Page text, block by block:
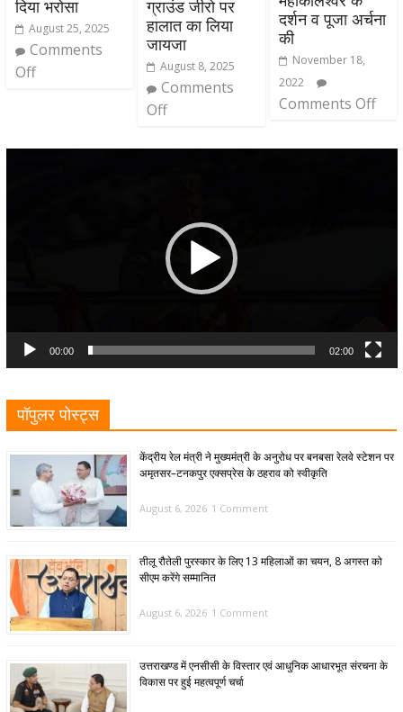
दिया भरोसा
August 25, 2025
Comments
Off
ग्राउंड जीरो पर
हालात का लिया
जायजा
August 8, 2025
Comments
Off
दर्शन व पूजा अर्चना
की
November 18,
2022
Comments Off
00:00 02:00
पॉपुलर पोस्ट्स
केंद्रीय रेल मंत्री ने मुख्यमंत्री के अनुरोध पर बनबसा रेलवे स्टेशन पर
अमृतसर–टनकपुर एक्सप्रेस के ठहराव को स्वीकृति
August 6, 2026 1 Comment
तीलू रौतेली पुरस्कार के लिए 13 महिलाओं का चयन, 8 अगस्त को
सीएम करेंगे सम्मानित
August 6, 2026 1 Comment
उत्तराखण्ड में एनसीसी के विस्तार एवं आधुनिक आधारभूत संरचना के
विकास पर हुई महत्वपूर्ण चर्चा